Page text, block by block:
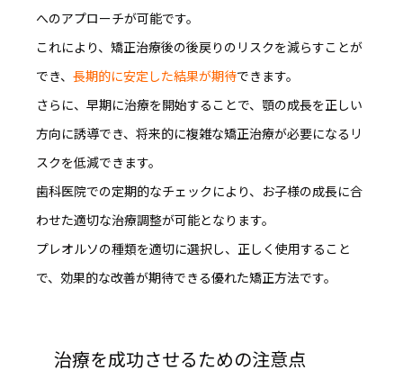
へのアプローチが可能です。
これにより、矯正治療後の後戻りのリスクを減らすことが
でき、 長期的に安定した結果が期待できます。
さらに、早期に治療を開始することで、顎の成長を正しい
方向に誘導でき、将来的に複雑な矯正治療が必要になるリ
スクを低減できます。
歯科医院での定期的なチェックにより、 お子様の成長に合
わせた適切な治療調整が可能となります。
プレオルソの種類を適切に選択し、正しく使用すること
で、効果的な改善が期待できる優れた矯正方法です。
治療を成功させるための注意点